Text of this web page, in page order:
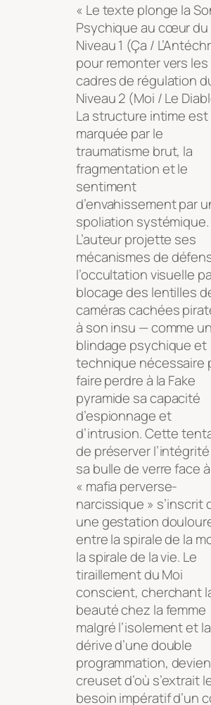
« Le texte plonge la
Psychique au cœur du
Niveau 1 (Ça /
pour remonter vers les
cadres de régulation
Niveau 2 (Moi / Le
La structure intime est
marquée par le
traumatisme brut, la
fragmentation et le
sentiment
d’envahissement par
spoliation systémique.
L’auteur projette ses
mécanismes de
l’occultation visuelle
blocage des lentilles
caméras cachées
à son insu — comme un
blindage psychique et
technique nécessaire
faire perdre à la Fake
pyramide sa capacité
d’espionnage et
d’intrusion. Cette
de préserver
sa bulle de verre face
« mafia perverse-
narcissique » s’inscrit
une gestation
entre la spirale de la
la spirale de la vie. Le
tiraillement du Moi
conscient, cherchant
beauté chez la femme
malgré l’isolement et la
dérive d’une double
programmation,
creuset d’où s’extrait
besoin impératif d’un